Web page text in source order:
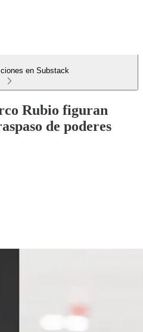
en Substack
Rubio figuran
de poderes